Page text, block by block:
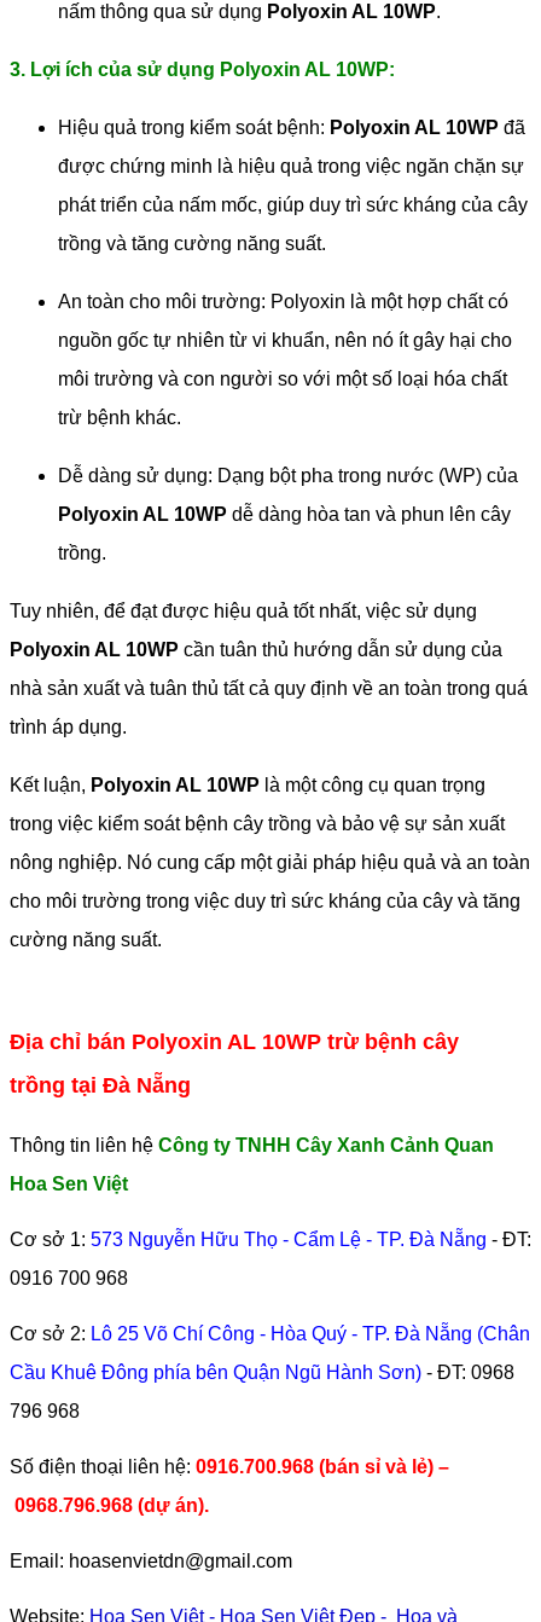
nấm thông qua sử dụng Polyoxin AL 10WP.
3. Lợi ích của sử dụng Polyoxin AL 10WP:
Hiệu quả trong kiểm soát bệnh: Polyoxin AL 10WP đã
được chứng minh là hiệu quả trong việc ngăn chặn sự
phát triển của nấm mốc, giúp duy trì sức kháng của cây
trồng và tăng cường năng suất.
An toàn cho môi trường: Polyoxin là một hợp chất có
nguồn gốc tự nhiên từ vi khuẩn, nên nó ít gây hại cho
môi trường và con người so với một số loại hóa chất
trừ bệnh khác.
Dễ dàng sử dụng: Dạng bột pha trong nước (WP) của
Polyoxin AL 10WP dễ dàng hòa tan và phun lên cây
trồng.
Tuy nhiên, để đạt được hiệu quả tốt nhất, việc sử dụng
Polyoxin AL 10WP cần tuân thủ hướng dẫn sử dụng của
nhà sản xuất và tuân thủ tất cả quy định về an toàn trong quá
trình áp dụng.
Kết luận, Polyoxin AL 10WP là một công cụ quan trọng
trong việc kiểm soát bệnh cây trồng và bảo vệ sự sản xuất
nông nghiệp. Nó cung cấp một giải pháp hiệu quả và an toàn
cho môi trường trong việc duy trì sức kháng của cây và tăng
cường năng suất.
Địa chỉ bán Polyoxin AL 10WP trừ bệnh cây
trồng tại Đà Nẵng
Thông tin liên hệ Công ty TNHH Cây Xanh Cảnh Quan
Hoa Sen Việt
Cơ sở 1: 573 Nguyễn Hữu Thọ - Cẩm Lệ - TP. Đà Nẵng - ĐT:
0916 700 968
Cơ sở 2: Lô 25 Võ Chí Công - Hòa Quý - TP. Đà Nẵng (Chân
Cầu Khuê Đông phía bên Quận Ngũ Hành Sơn) - ĐT: 0968
796 968
​Số điện thoại liên hệ: 0916.700.968 (bán sỉ và lẻ) –
0968.796.968 (dự án).
Email: hoasenvietdn@gmail.com
Website: Hoa Sen Việt- Hoa Sen Việt Đẹp - Hoa và